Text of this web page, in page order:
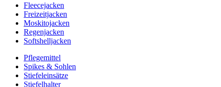
Fleecejacken
Freizeitjacken
Moskitojacken
Regenjacken
Softshelljacken
Pflegemittel
Spikes & Sohlen
Stiefeleinsätze
Stiefelhalter